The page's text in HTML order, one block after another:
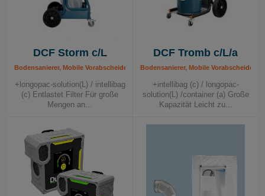
DCF Storm c/L
Bodensanierer, Mobile Vorabscheider, Mobile Vorabscheider, Schadstoffsanierer,
+longopac-solution(L) / intellibag
(c) Entlastet Filter Für große
Mengen an...
DCF Tromb c/L/a
Bodensanierer, Mobile Vorabscheider,
+intellibag (c) / longopac-
solution(L) /container (a) Große
Kapazität Leicht zu...